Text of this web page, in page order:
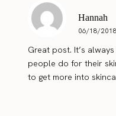
Hannah
06/18/2018
Great post. It’s
people do for their
to get more into